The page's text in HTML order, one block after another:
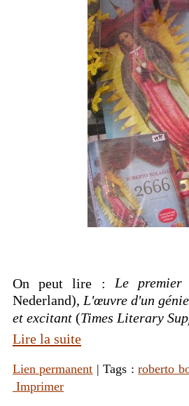
On peut lire : Le
Nederland), L'œuvre d'un génie
et excitant (Times Literary
Lire la suite
Lien permanent | Tags :roberto
Imprimer